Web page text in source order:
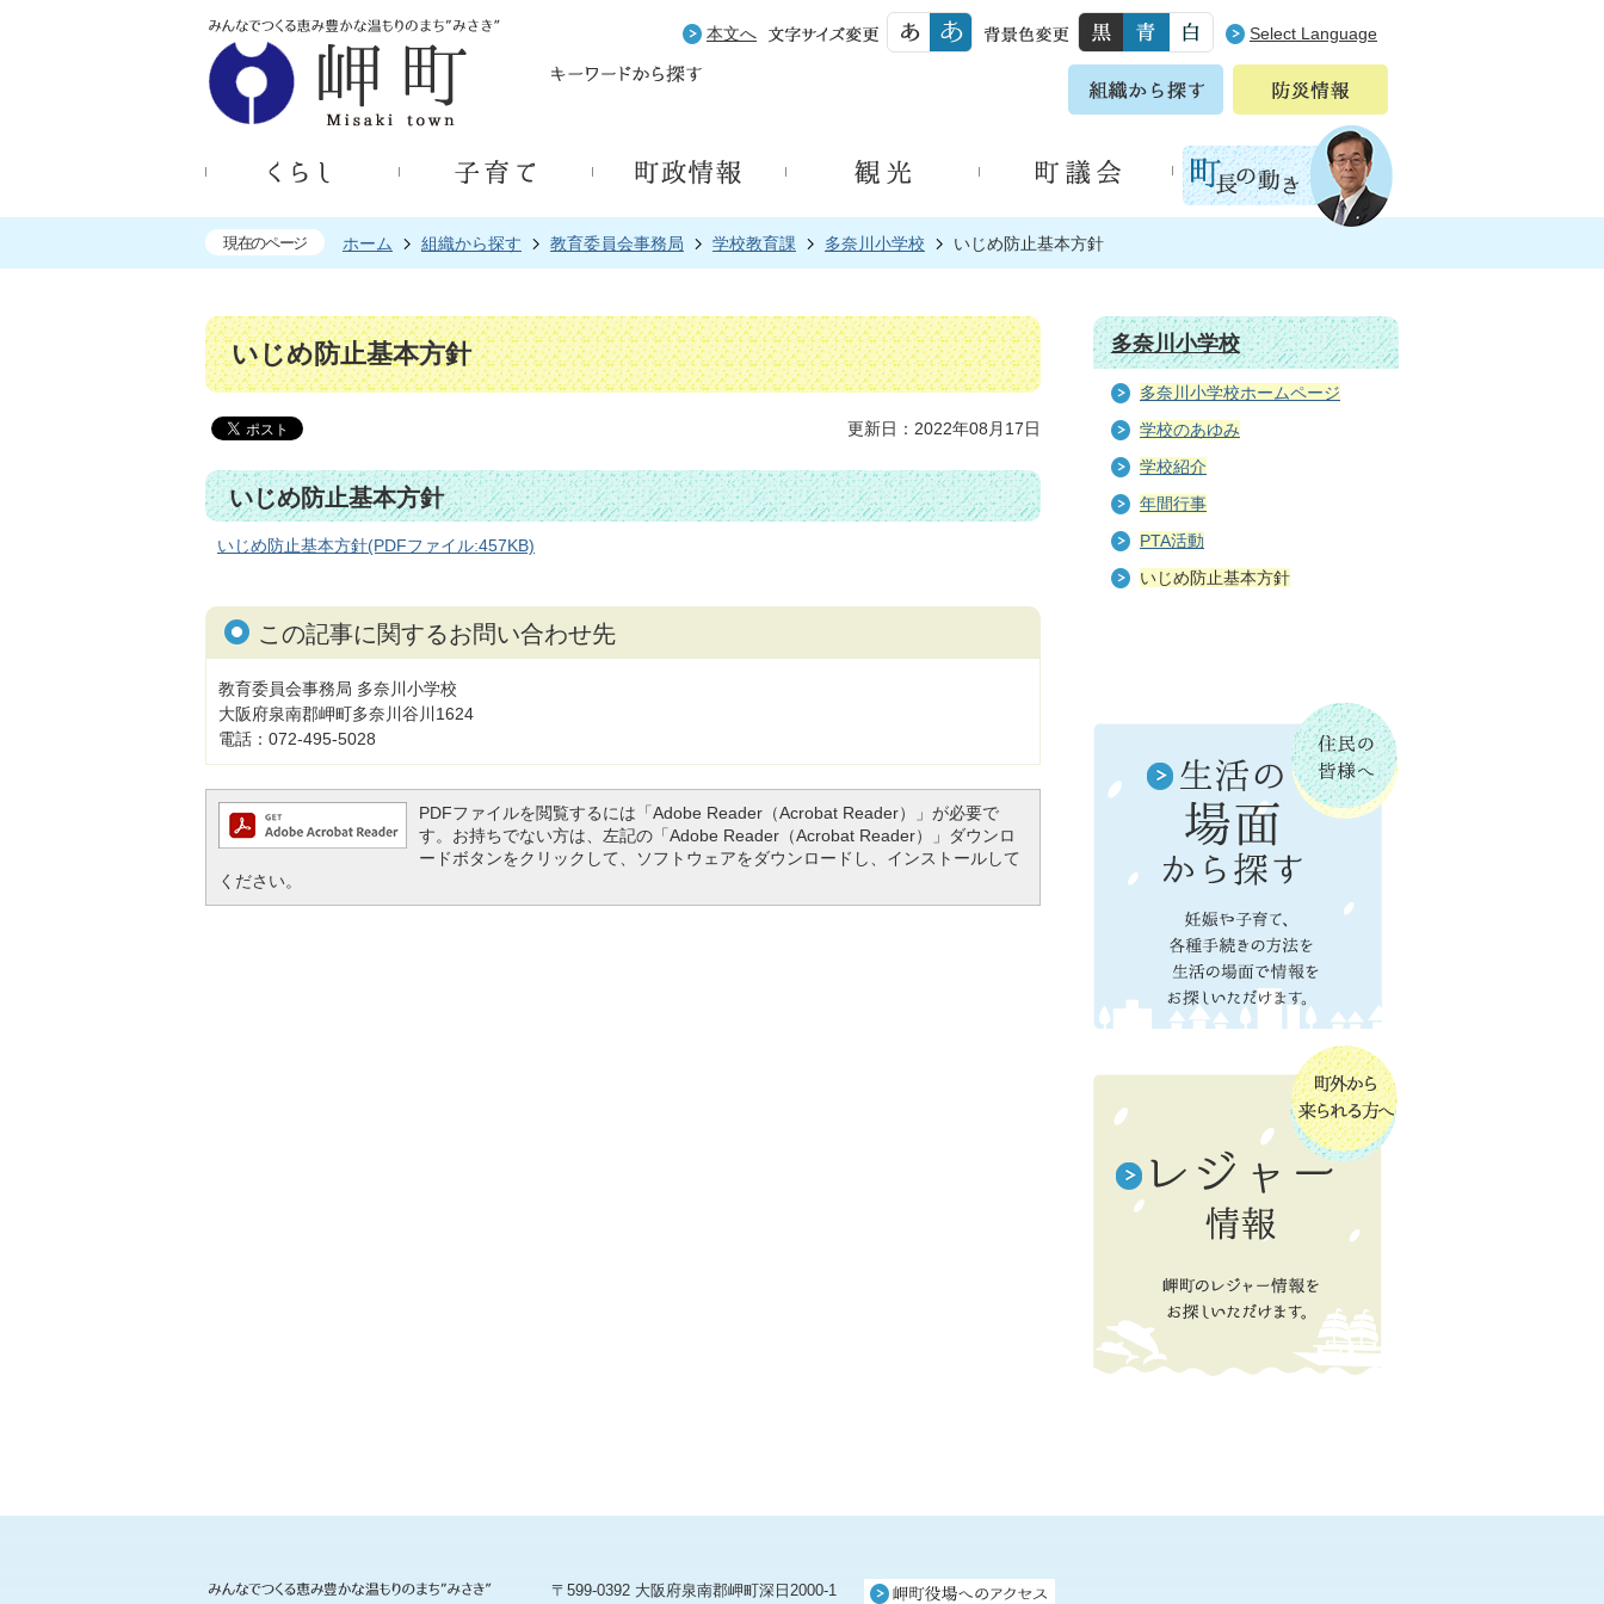
本文へ Select Language
現在のページ ホーム 組織から探す 教育委員会事務局 学校教育課 多奈川小学校 いじめ防止基本方針
いじめ防止基本方針
更新日：2022年08月17日
いじめ防止基本方針
いじめ防止基本方針(PDFファイル:457KB)
この記事に関するお問い合わせ先
教育委員会事務局 多奈川小学校
大阪府泉南郡岬町多奈川谷川1624
電話：072-495-5028
PDFファイルを閲覧するには「Adobe Reader（Acrobat Reader）」が必要で
す。お持ちでない方は、左記の「Adobe Reader（Acrobat Reader）」ダウンロ
ードボタンをクリックして、ソフトウェアをダウンロードし、インストールして
ください。
多奈川小学校
多奈川小学校ホームページ
学校のあゆみ
学校紹介
年間行事
PTA活動
いじめ防止基本方針
〒599-0392 大阪府泉南郡岬町深日2000-1